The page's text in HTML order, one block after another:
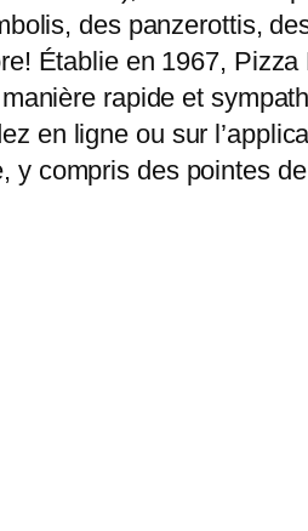
des panzerottis,
Établie en 1967,
rapide et
en ligne ou sur
compris des pointes